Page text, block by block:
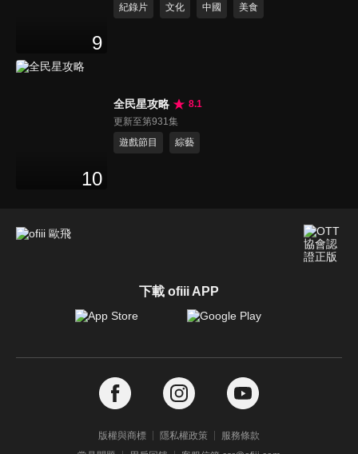
9
紀錄片
文化 中國 美食
10
全民星攻略
8.1
更新至第931集
遊戲節目
綜藝
下載 ofiii APP
版權與商標 隱私權政策
服務條款